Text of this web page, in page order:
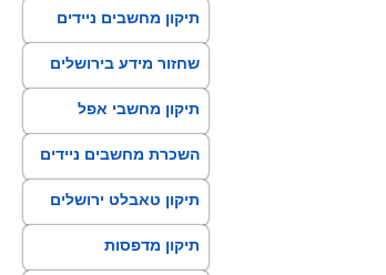
בירושלים
תיקון מחשבים ניידים
שחזור מידע בירושלים
תיקון מחשבי אפל
השכרת מחשבים ניידים
תיקון טאבלט ירושלים
תיקון מדפסות